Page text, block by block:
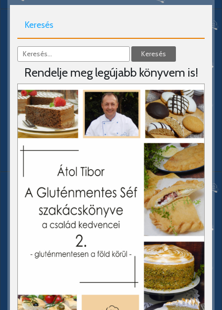
Keresés
Rendelje meg legújabb könyvem is!